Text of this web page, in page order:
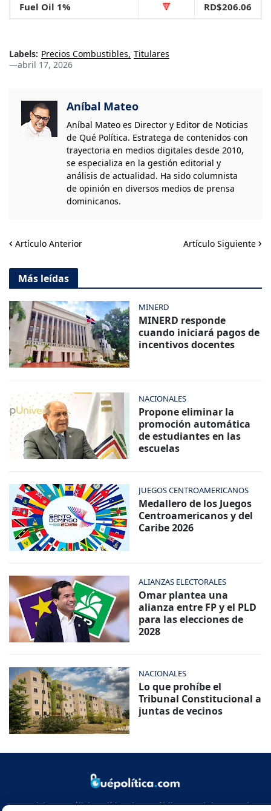
Fuel Oil 1%
🔻 RD$206.06
Labels: Precios Combustibles Titulares
—abril 17, 2026
Aníbal Mateo
Aníbal Mateo es Director y Editor de Noticias
de Qué Política. Estratega de contenidos con
trayectoria en medios digitales desde 2010,
se especializa en la gestión editorial y
análisis de actualidad. Ha sido columnista
de opinión en diversos medios de prensa
dominicanos.
Artículo Anterior Artículo Siguiente
Más leídas
MINERD
MINERD responde
cuando iniciará pagos de
incentivos docentes
NACIONALES
Propone eliminar la
promoción automática
de estudiantes en las
escuelas
JUEGOS CENTROAMERICANOS
Medallero de los Juegos
Centroamericanos y del
Caribe 2026
ALIANZAS ELECTORALES
Omar plantea una
alianza entre FP y el PLD
para las elecciones de
2028
NACIONALES
Lo que prohíbe el
Tribunal Constitucional a
juntas de vecinos
Noticias y análisis político de República Dominicana y el